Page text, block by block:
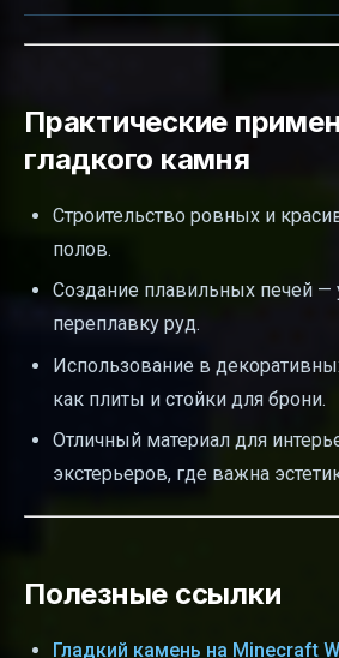
Практические
гладкого камня
Строительство ровных и
полов.
Создание плавильных печей —
переплавку руд.
Использование в
как плиты и стойки для брони.
Отличный материал для
экстерьеров, где важна
Полезные ссылки
Гладкий камень на Minecraft